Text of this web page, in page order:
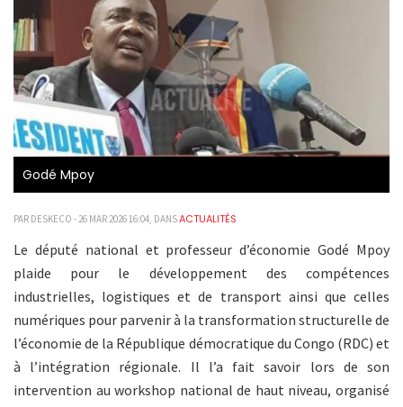
Godé Mpoy
PAR DESKECO - 26 MAR 2026 16:04, DANSACTUALITÉS
Le député national et professeur d’économie Godé Mpoy
plaide pour le développement des compétences
industrielles, logistiques et de transport ainsi que celles
numériques pour parvenir à la transformation structurelle de
l’économie de la République démocratique du Congo (RDC) et
à l’intégration régionale. Il l’a fait savoir lors de son
intervention au workshop national de haut niveau, organisé